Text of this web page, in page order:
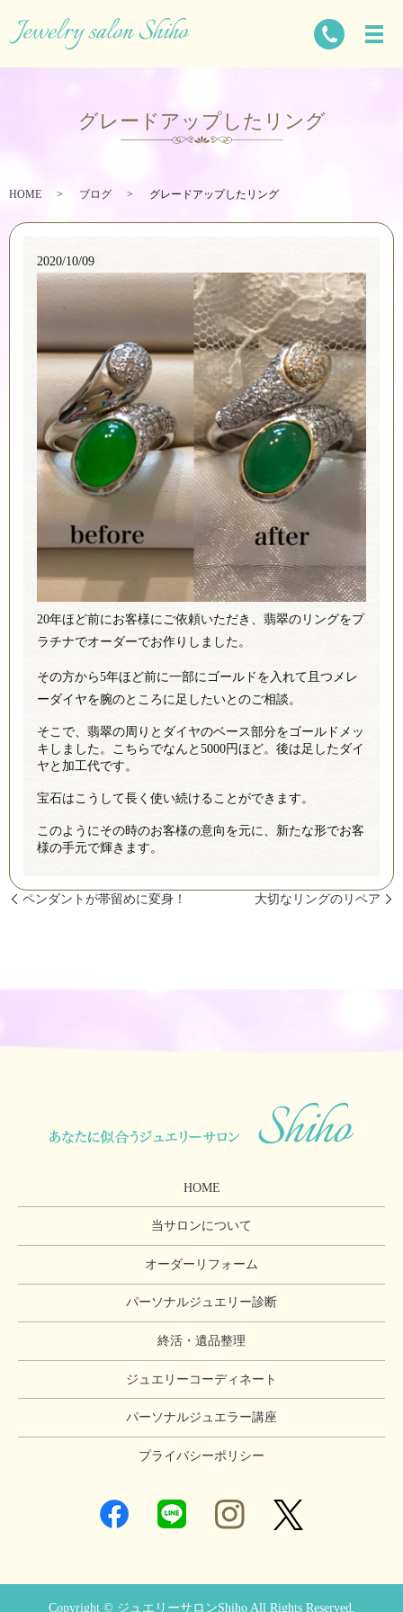
グレードアップしたリング
HOME ブログ グレードアップしたリング
2020/10/09
20年ほど前にお客様にご依頼いただき、翡翠のリングをプ
ラチナでオーダーでお作りしました。
その方から5年ほど前に一部にゴールドを入れて且つメレ
ーダイヤを腕のところに足したいとのご相談。
そこで、翡翠の周りとダイヤのベース部分をゴールドメッ
キしました。こちらでなんと5000円ほど。後は足したダイ
ヤと加工代です。
宝石はこうして長く使い続けることができます。
このようにその時のお客様の意向を元に、新たな形でお客
様の手元で輝きます。
ペンダントが帯留めに変身！ 大切なリングのリペア
HOME
当サロンについて
オーダーリフォーム
パーソナルジュエリー診断
終活・遺品整理
ジュエリーコーディネート
パーソナルジュエラー講座
プライバシーポリシー
Copyright © ジュエリーサロンShiho All Rights Reserved.